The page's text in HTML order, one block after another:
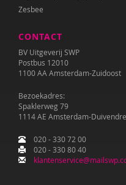
Zesbee
CONTACT
BV Uitgeverij SWP
Postbus 12010
1100 AA Amsterdam-Zuidoost
Bezoekadres:
Spaklerweg 79
1114 AE Amsterdam-
020 - 330 72 00
020 - 330 80 40